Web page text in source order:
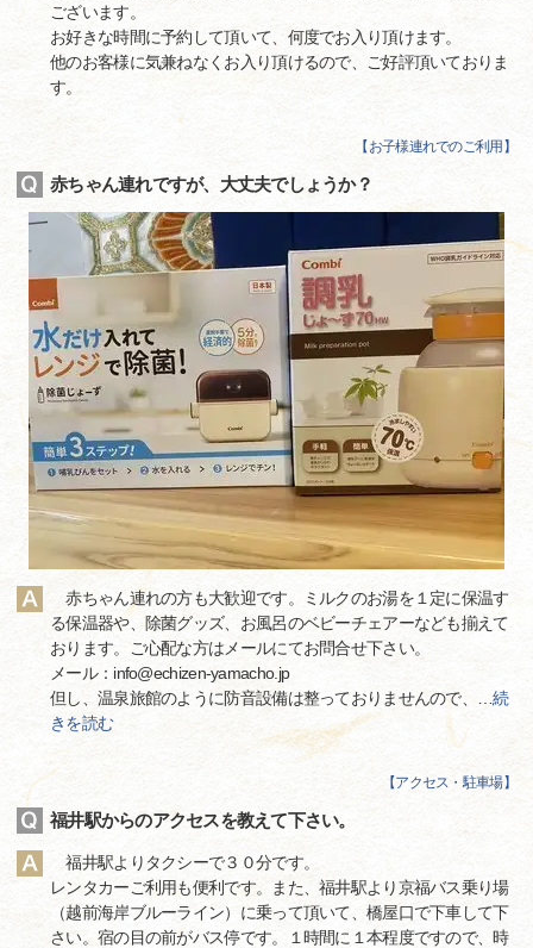
ございます。
お好きな時間に予約して頂いて、何度でお入り頂けます。
他のお客様に気兼ねなくお入り頂けるので、ご好評頂いておりま
す。
【お子様連れでのご利用】
赤ちゃん連れですが、大丈夫でしょうか？
赤ちゃん連れの方も大歓迎です。ミルクのお湯を１定に保温す
る保温器や、除菌グッズ、お風呂のベビーチェアーなども揃えて
おります。ご心配な方はメールにてお問合せ下さい。
メール：info@echizen-yamacho.jp
但し、温泉旅館のように防音設備は整っておりませんので、
…続
きを読む
【アクセス・駐車場】
福井駅からのアクセスを教えて下さい。
福井駅よりタクシーで３０分です。
レンタカーご利用も便利です。また、福井駅より京福バス乗り場
（越前海岸ブルーライン）に乗って頂いて、橋屋口で下車して下
さい。宿の目の前がバス停です。１時間に１本程度ですので、時